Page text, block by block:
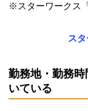
※スターワークス「
ス
勤務地・勤務
いている